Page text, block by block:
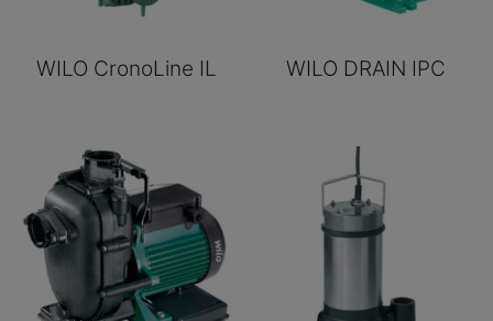
WILO CronoLine IL WILO DRAIN IPC